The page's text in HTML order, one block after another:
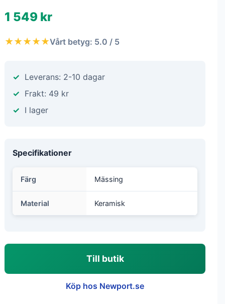
1 549 kr
★★★★★Vårt betyg: 5.0 / 5
Leverans: 2-10 dagar
Frakt: 49 kr
I lager
Specifikationer
Färg Mässing
Material Keramisk
Till butik
Köp hos Newport.se